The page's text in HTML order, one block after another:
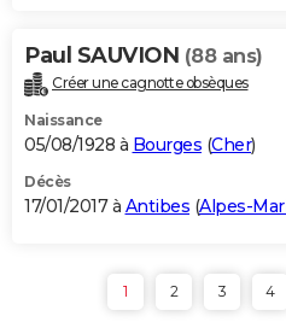
Paul SAUVION (88 ans)
Créer une cagnotte obsèques
Naissance
05/08/1928 à Bourges (Cher)
Décès
17/01/2017 à Antibes (Alpes-
1 2 3 4